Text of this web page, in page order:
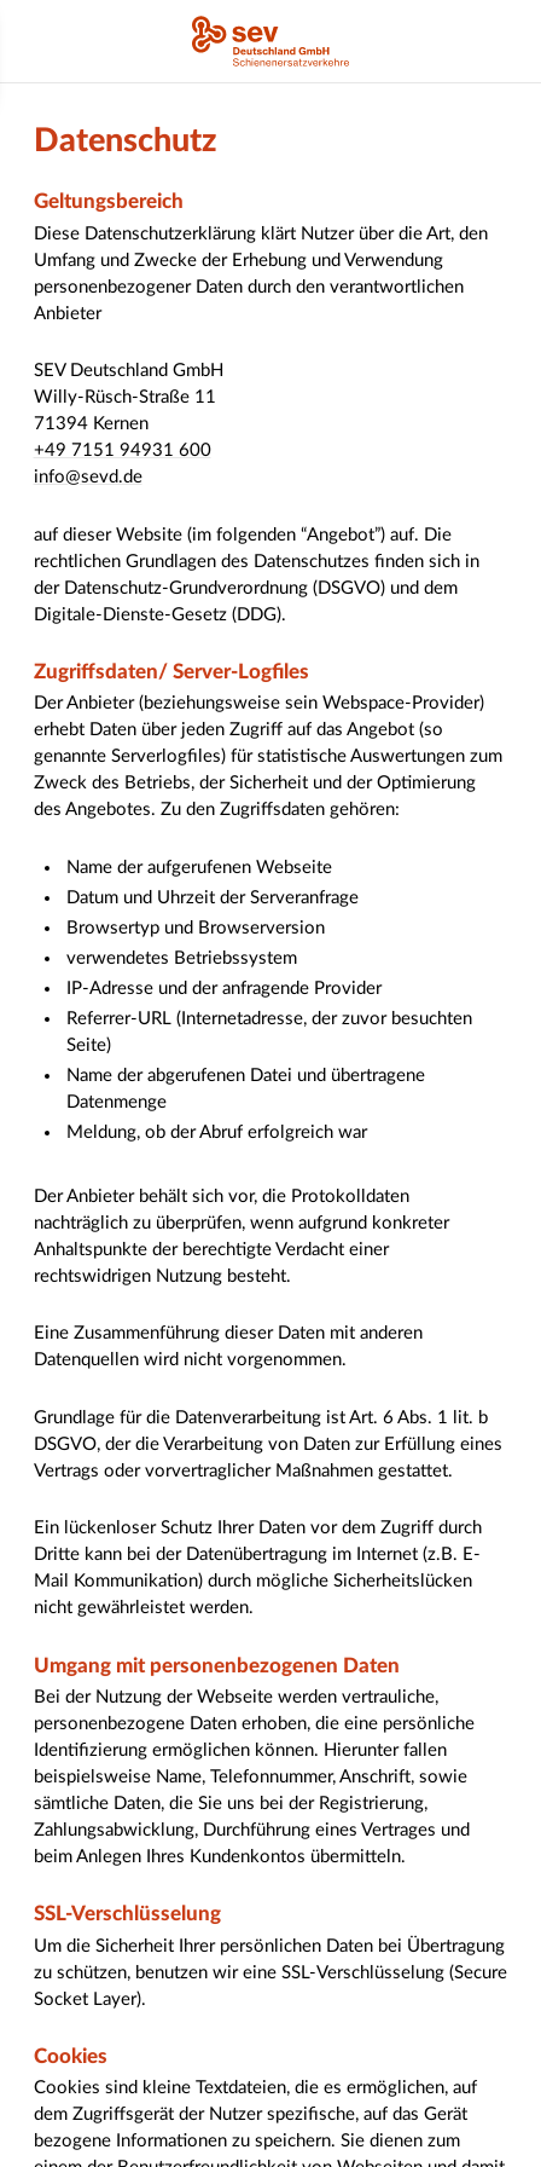
Datenschutz
Geltungsbereich
Diese Datenschutzerklärung klärt Nutzer über die Art, den
Umfang und Zwecke der Erhebung und Verwendung
personenbezogener Daten durch den verantwortlichen
Anbieter
SEV Deutschland GmbH
Willy-Rüsch-Straße 11
71394 Kernen
+49 7151 94931 600
info@sevd.de
auf dieser Website (im folgenden “Angebot”) auf. Die
rechtlichen Grundlagen des Datenschutzes finden sich in
der Datenschutz-Grundverordnung (DSGVO) und dem
Digitale-Dienste-Gesetz (DDG).
Zugriffsdaten/ Server-Logfiles
Der Anbieter (beziehungsweise sein Webspace-Provider)
erhebt Daten über jeden Zugriff auf das Angebot (so
genannte Serverlogfiles) für statistische Auswertungen zum
Zweck des Betriebs, der Sicherheit und der Optimierung
des Angebotes. Zu den Zugriffsdaten gehören:
Name der aufgerufenen Webseite
Datum und Uhrzeit der Serveranfrage
Browsertyp und Browserversion
verwendetes Betriebssystem
IP-Adresse und der anfragende Provider
Referrer-URL (Internetadresse, der zuvor besuchten
Seite)
Name der abgerufenen Datei und übertragene
Datenmenge
Meldung, ob der Abruf erfolgreich war
Der Anbieter behält sich vor, die Protokolldaten
nachträglich zu überprüfen, wenn aufgrund konkreter
Anhaltspunkte der berechtigte Verdacht einer
rechtswidrigen Nutzung besteht.
Eine Zusammenführung dieser Daten mit anderen
Datenquellen wird nicht vorgenommen.
Grundlage für die Datenverarbeitung ist Art. 6 Abs. 1 lit. b
DSGVO, der die Verarbeitung von Daten zur Erfüllung eines
Vertrags oder vorvertraglicher Maßnahmen gestattet.
Ein lückenloser Schutz Ihrer Daten vor dem Zugriff durch
Dritte kann bei der Datenübertragung im Internet (z.B. E-
Mail Kommunikation) durch mögliche Sicherheitslücken
nicht gewährleistet werden.
Umgang mit personenbezogenen Daten
Bei der Nutzung der Webseite werden vertrauliche,
personenbezogene Daten erhoben, die eine persönliche
Identifizierung ermöglichen können. Hierunter fallen
beispielsweise Name, Telefonnummer, Anschrift, sowie
sämtliche Daten, die Sie uns bei der Registrierung,
Zahlungsabwicklung, Durchführung eines Vertrages und
beim Anlegen Ihres Kundenkontos übermitteln.
SSL-Verschlüsselung
Um die Sicherheit Ihrer persönlichen Daten bei Übertragung
zu schützen, benutzen wir eine SSL-Verschlüsselung (Secure
Socket Layer).
Cookies
Cookies sind kleine Textdateien, die es ermöglichen, auf
dem Zugriffsgerät der Nutzer spezifische, auf das Gerät
bezogene Informationen zu speichern. Sie dienen zum